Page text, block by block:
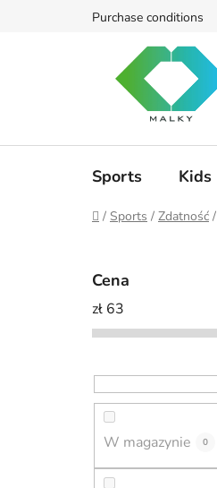
Purchase conditions
Sports Kids
Home
/ Sports / Zdatność /
Cena
zł 63
W magazynie 0